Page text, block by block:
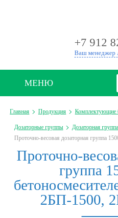
+7 912
Ваш менеджер
МЕНЮ
Главная Продукция Комплектующие
Дозаторные группы
Дозаторная
Проточно-весовая дозаторная группа
Проточно-
группа
2БП-1500,